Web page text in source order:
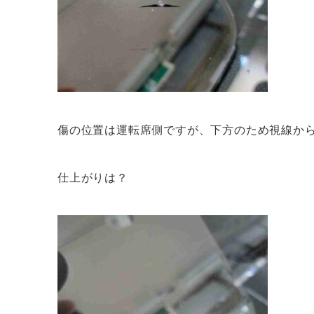
傷の位置は運転席側ですが、下方のため視線か
仕上がりは？